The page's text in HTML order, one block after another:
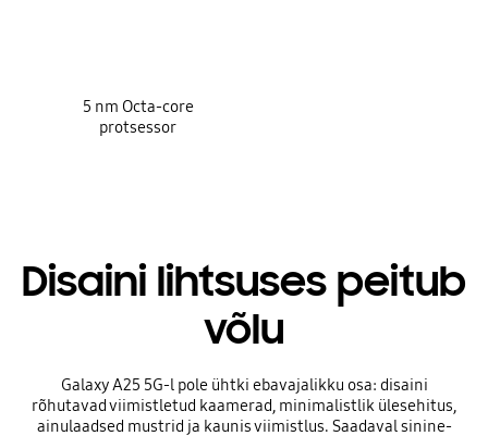
5 nm Octa-core
protsessor
Disaini lihtsuses peitub
võlu
Galaxy A25 5G-l pole ühtki ebavajalikku osa: disaini
rõhutavad viimistletud kaamerad, minimalistlik ülesehitus,
ainulaadsed mustrid ja kaunis viimistlus. Saadaval sinine-